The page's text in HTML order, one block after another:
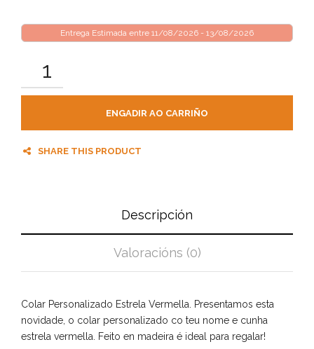
Entrega Estimada entre 11/08/2026 - 13/08/2026
ENGADIR AO CARRIÑO
SHARE THIS PRODUCT
Descripción
Valoracións (0)
Colar Personalizado Estrela Vermella. Presentamos esta
novidade, o colar personalizado co teu nome e cunha
estrela vermella. Feito en madeira é ideal para regalar!